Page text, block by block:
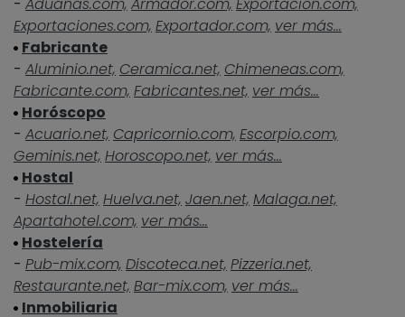
Exportaciones.com, Exportador.com, ver más...
Fabricante
- Aluminio.net, Ceramica.net, Chimeneas.com,
Fabricante.com, Fabricantes.net, ver más...
Horóscopo
- Acuario.net, Capricornio.com, Escorpio.com,
Geminis.net, Horoscopo.net, ver más...
Hostal
- Hostal.net, Huelva.net, Jaen.net, Malaga.net,
Apartahotel.com, ver más...
Hostelería
- Pub-mix.com, Discoteca.net, Pizzeria.net,
Restaurante.net, Bar-mix.com, ver más...
Inmobiliaria